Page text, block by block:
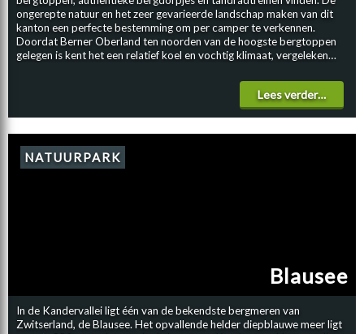
ongerepte natuur en het zeer gevarieerde landschap maken van dit
kanton een perfecte bestemming om per camper te verkennen.
Doordat Berner Oberland ten noorden van de hoogste bergtoppen
gelegen is kent het een relatief koel en vochtig klimaat, vergeleken
centrale stad in het Berner Oberland is Interlaken, met de twee
omliggende meren, de Brienzersee en de Thunersee. Door de stad
Brienzersee ligt ten oosten van Interlaken en de Thunersee ligt ten
westen van Interlaken. Per boot kun je dit gebied erg goed ontdekken
en verder verkennen. JUNGFRAU De beroemste bergtop van het
bergen, de Mönch, de Eiger en natuurlijk de Jungfrau. De uitzichten
heerlijke vakantie.
Lees verder…
In de Kandervallei ligt één van de bekendste bergmeren van
Zwitserland, de Blausee. Het opvallende helder diepblauwe meer ligt
NATUURPARK
Blausee